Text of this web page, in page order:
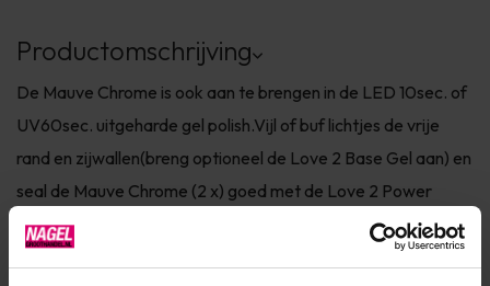
Productomschrijving
De Mauve Chrome is ook aan te brengen in de LED 10sec. of
UV60sec. uitgeharde gel polish.Vijl of buf lichtjes de vrije
rand en zijwallen(breng optioneel de Love 2 Base Gel aan) en
seal de Mauve Chrome (2 x) goed met de Love 2 Power
Seal of Flexy Crystal Shine voor wekenlang plezier! Er zit 1